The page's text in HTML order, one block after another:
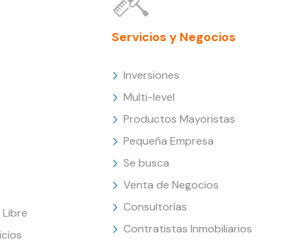
Servicios y Negocios
Inversiones
Multi-level
Productos Mayoristas
Pequeña Empresa
Se busca
Venta de Negocios
Consultorías
Contratistas Inmobiliarios